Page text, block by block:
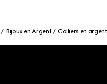
Bijoux en Argent Colliers en argent